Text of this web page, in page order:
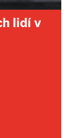
lidí v